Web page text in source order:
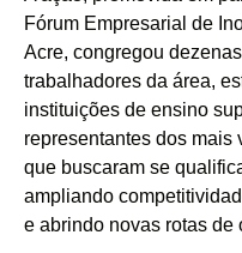
Fórum Empresarial de
Acre, congregou
trabalhadores da área,
instituições de ensino
representantes dos mais
que buscaram se
ampliando
e abrindo novas rotas de